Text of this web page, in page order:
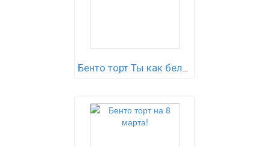
Бенто торт Ты как беляш..)